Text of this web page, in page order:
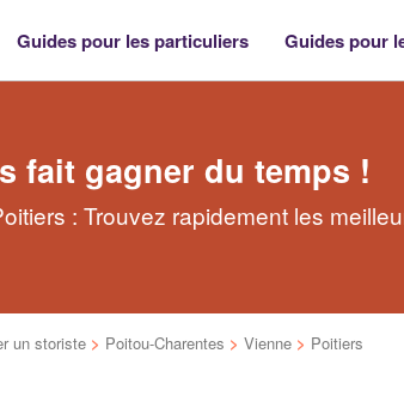
Guides pour les particuliers Guides pour
fait gagner du temps !
: Trouvez rapidement les
un storiste > Poitou-Charentes > Vienne > Poitiers